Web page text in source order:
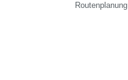
Routenplanung